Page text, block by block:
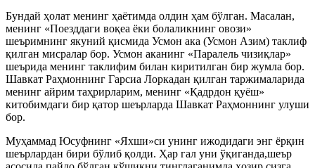
Бундай ҳолат менинг ҳаётимда олдин ҳам бўлган. Масалан,
менинг «Поезддаги воқеа ёки болаликнинг овози»
шеъримнинг якуний қисмида Усмон ака (Усмон Азим) таклиф
қилган мисралар бор. Усмон аканинг «Паралель чизиқлар»
шеърида менинг таклифим билан киритилган бир жумла бор.
Шавкат Раҳмоннинг Гарсиа Лоркадан қилган таржималарида
менинг айрим таҳрирларим, менинг «Қадрдон қуёш»
китобимдаги бир қатор шеърларда Шавкат Раҳмоннинг улуши
бор.
Муҳаммад Юсуфнинг «Яхши»си унинг ижодидаги энг ёрқин
шеърлардан бири бўлиб қолди. Ҳар гал уни ўқиганда,шеър